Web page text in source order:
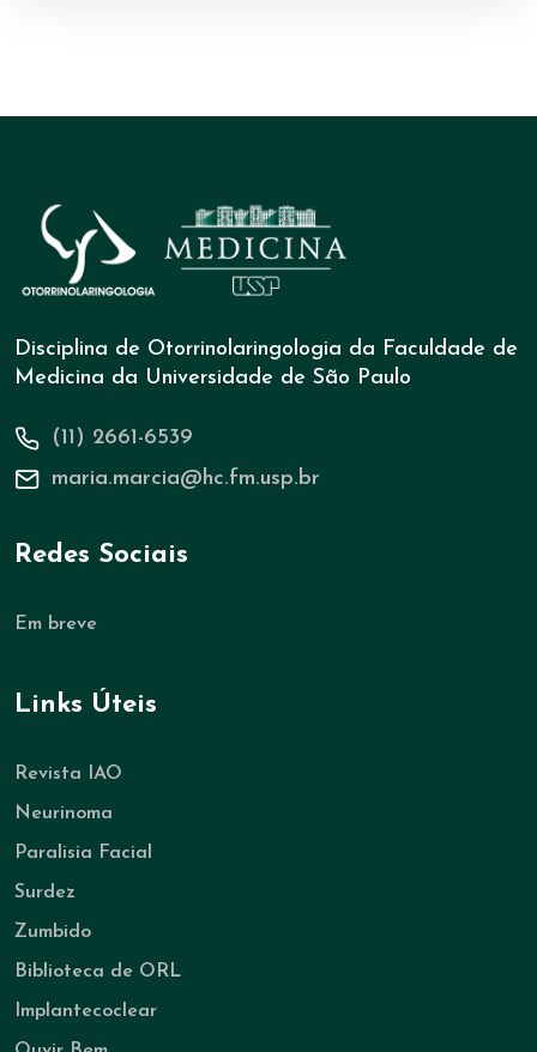
Disciplina de Otorrinolaringologia da Faculdade de
Medicina da Universidade de São Paulo
(11) 2661-6539
maria.marcia@hc.fm.usp.br
Redes Sociais
Em breve
Links Úteis
Revista IAO
Neurinoma
Paralisia Facial
Surdez
Zumbido
Biblioteca de ORL
Implantecoclear